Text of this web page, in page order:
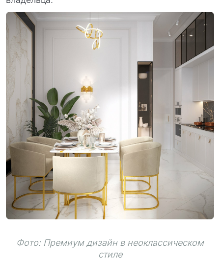
Фото: Премиум дизайн в неоклассическом
стиле